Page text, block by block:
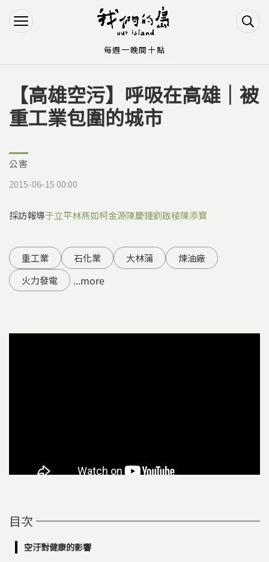
Jump to Navigation
Jump to Main content
您在這裡
【高雄空污】呼吸在高雄｜被
重工業包圍的城市
公害
2015-06-15 00:00
採訪報導于立平林燕如柯金源陳慶鍾劉啟稜陳添寶
重工業 石化業 大林蒲
煉油廠
火力發電
...more
目次
空汙對健康的影響
每週一晚間十點